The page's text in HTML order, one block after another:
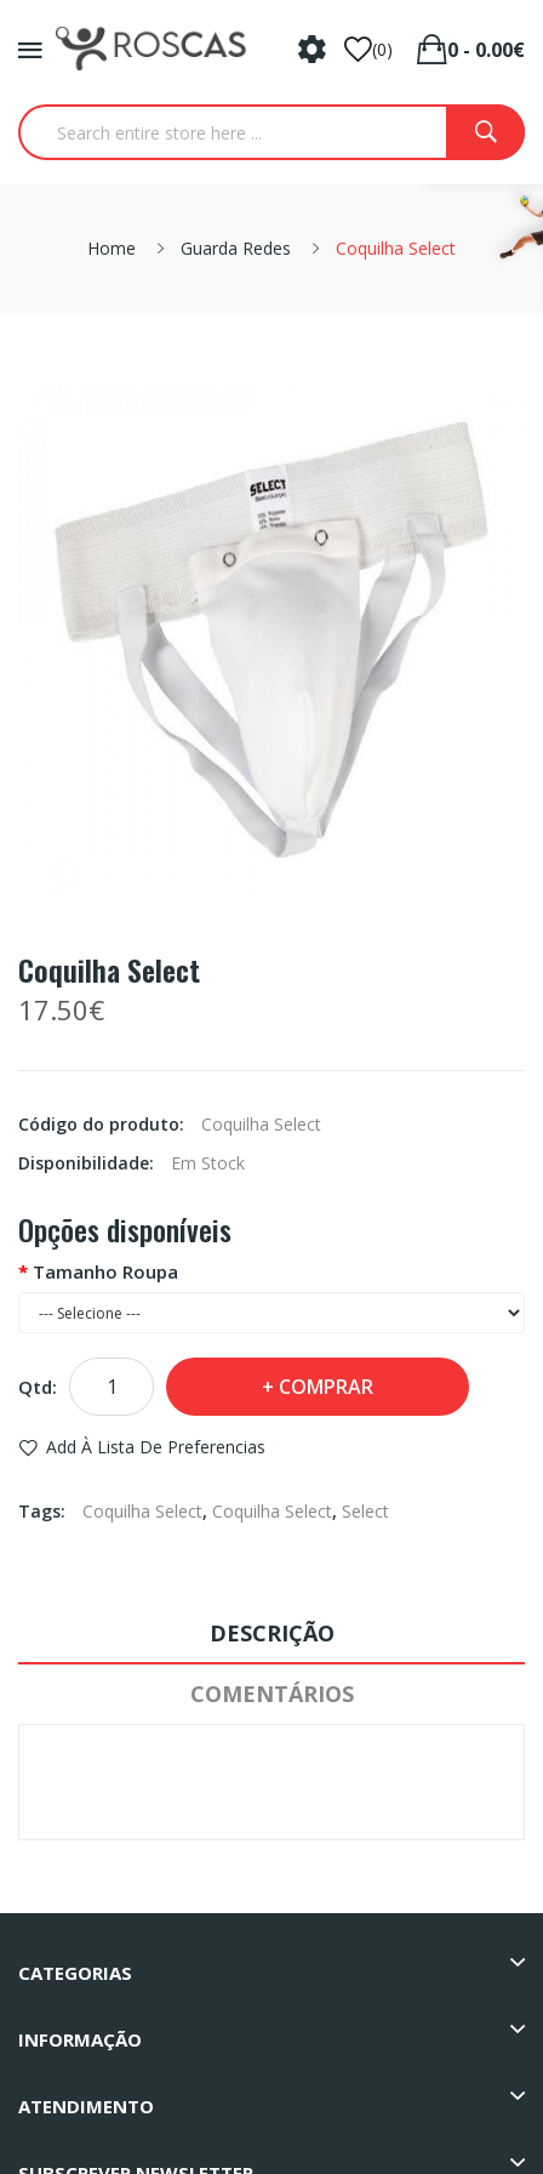
(0) 0 - 0.00€
Home Guarda Redes Coquilha Select
Coquilha Select
17.50€
Código do produto:
Coquilha Select
Disponibilidade:
Em Stock
Opções disponíveis
Tamanho Roupa
Qtd: COMPRAR
Add À Lista De Preferencias
Tags: Coquilha Select, Coquilha Select, Select
DESCRIÇÃO
COMENTÁRIOS
CATEGORIAS
INFORMAÇÃO
ATENDIMENTO